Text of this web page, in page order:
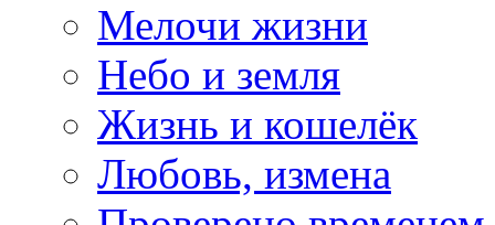
Мелочи жизни
Небо и земля
Жизнь и кошелёк
Любовь, измена